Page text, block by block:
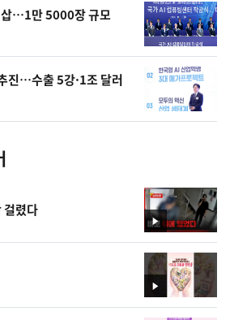
…1만 5000장 규모
진…수출 5강·1조 달러
영
상
렸다
영
상